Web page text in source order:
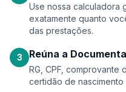
Use nossa calculadora
exatamente quanto
das prestações.
3 Reúna a
RG, CPF, comprovante
certidão de nascimento